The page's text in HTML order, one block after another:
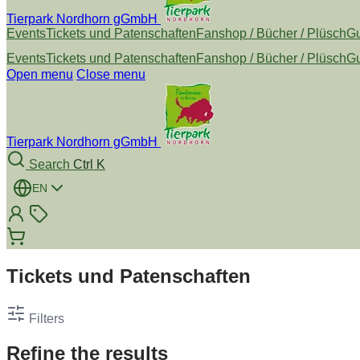
Tierpark Nordhorn gGmbH
EventsTickets und PatenschaftenFanshop / Bücher / Plüsch
EventsTickets und PatenschaftenFanshop / Bücher / Plüsch
Open menu Close menu
Tierpark Nordhorn gGmbH
Search Ctrl K
EN
Tickets und Patenschaften
Filters
Refine the results